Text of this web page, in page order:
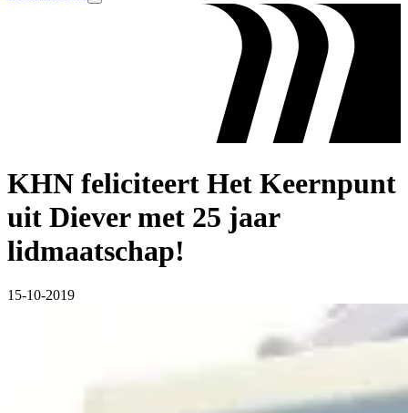
KHN feliciteert Het Keernpunt
uit Diever met 25 jaar
lidmaatschap!
15-10-2019